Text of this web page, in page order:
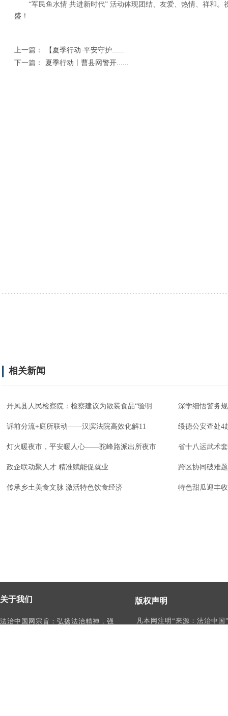
“军民鱼水情 共进新时代” 活动体现团结、友爱、热情、祥和。
盛！
上一篇：
【夏季行动·平安守护......
下一篇：
夏季行动丨曹县网警开......
相关新闻
丹凤县人民检察院：检察建议为散装食品“验明 深学细悟警务
诉前分流+庭所联动——汉滨法院高效化解11 绥德公安查处4
灯火暖夜市，平安暖人心——驼峰路派出所夜市 省十八运武术
政企联动聚人才 精准赋能促就业 跨区协同破难
传承乡土美食文脉 激活特色饮食经济 特色甜瓜迎丰
版权声明
凡本网注明“来源：法治中国
关于我们
法治中国网宗旨：弘扬法治精神，强